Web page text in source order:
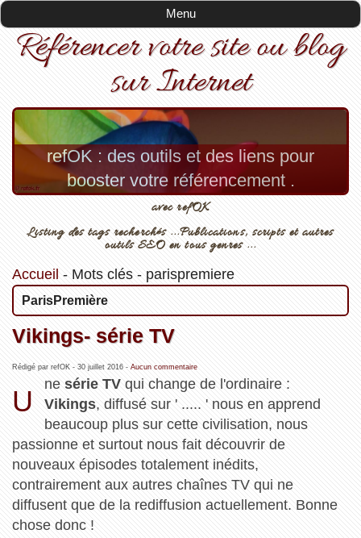
Menu
Référencer votre site ou blog
sur Internet
refOK : des outils et des liens pour
booster votre référencement .
avec refOK
Listing des tags recherchés ...Publications, scripts et autres
outils SEO en tous genres ...
Accueil - Mots clés- parispremiere
ParisPremière
Vikings- série TV
Rédigé par refOK - 30 juillet 2016- Aucun commentaire
U
nesérie TV qui change de l'ordinaire :
Vikings, diffusé sur ' ..... ' nous en apprend
beaucoup plus sur cette civilisation, nous
passionne et surtout nous fait découvrir de
nouveaux épisodes totalement inédits,
contrairement aux autres chaînes TV qui ne
diffusent que de la rediffusion actuellement. Bonne
chose donc !